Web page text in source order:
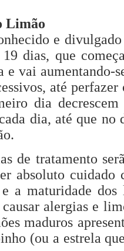
Limão
e
dias, que
vai aumentando-
até
dia
dia, até que no
de tratamento
absoluto
a maturidade
alergias e
maduros
(ou a estrela